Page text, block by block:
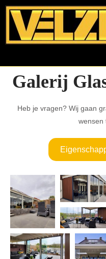
Galerij
Heb je vragen? Wij gaan
wensen